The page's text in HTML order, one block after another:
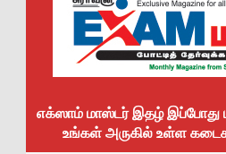
எக்ஸாம் மாஸ்டர் இதழ் இப்போது
உங்கள் அருகில் உள்ள